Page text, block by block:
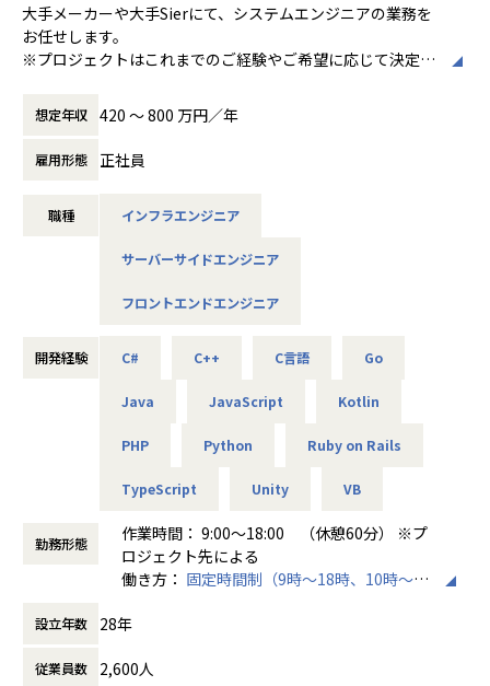
大手メーカーや大手Sierにて、システムエンジニアの業務を
お任せします。
※プロジェクトはこれまでのご経験やご希望に応じて決定い
【業務内容】
＼当社チーム体制（3名～15名）での環境です／
・基幹システム開発／C#、JavaScript
・スマホアプリ開発／TypeScript、HTML、CSS、SQL、Kot
・機械学習・RPA開発（業務自動化）／Python
◎メーカー様との取引がメインのため、一次請け・上流工程
・大手鉄鋼メーカー向け/Webシステムのフロント,バックエ
・福祉・介護機器メーカー向け/介護用ロボットのWebアプ
・製造メーカー向け/社内、社外基幹システムWEB画面開発
・ECサイト向け/ECサイトのUI構築とバックエンド開発(Typ
eScript,Python,React,Next.js)
・道路管理業向け/高速道路の維持管理システムの機能改修(C
・大手電機メーカー向け/生成AIシステム開発(Python)
想定年収 420 〜 800 万円／年
雇用形態 正社員
職種 インフラエンジニア
サーバーサイドエンジニア
フロントエンドエンジニア
開発経験 C# C++ C言語 Go
Java JavaScript Kotlin
PHP Python Ruby on Rails
TypeScript Unity VB
勤務形態
作業時間： 9:00～18:00 （休憩60分） ※プ
ロジェクト先による
働き方： 固定時間制（9時～18時、10時～19
時間外労働の有無： 有（月平均10時間）
設立年数 28年
従業員数 2,600人